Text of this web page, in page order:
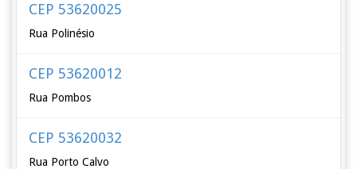
CEP 53620025
Rua Polinésio
CEP 53620012
Rua Pombos
CEP 53620032
Rua Porto Calvo